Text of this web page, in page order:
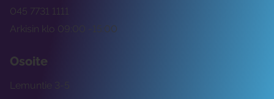
Arkisin klo 09:00 -15:00
045 7731 1111
Osoite
Lemuntie 3-5